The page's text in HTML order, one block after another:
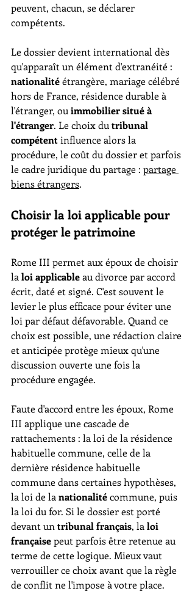
peuvent, chacun, se déclarer
compétents.
Le dossier devient international dès
qu'apparaît un élément d'extranéité :
nationalité étrangère, mariage célébré
hors de France, résidence durable à
l'étranger, ou immobilier situé à
l'étranger. Le choix du tribunal
compétent influence alors la
procédure, le coût du dossier et parfois
le cadre juridique du partage : partage
biens étrangers.
Choisir la loi applicable pour
protéger le patrimoine
Rome III permet aux époux de choisir
la loi applicable au divorce par accord
écrit, daté et signé. C'est souvent le
levier le plus efficace pour éviter une
loi par défaut défavorable. Quand ce
choix est possible, une rédaction claire
et anticipée protège mieux qu'une
discussion ouverte une fois la
procédure engagée.
Faute d'accord entre les époux, Rome
III applique une cascade de
rattachements : la loi de la résidence
habituelle commune, celle de la
dernière résidence habituelle
commune dans certaines hypothèses,
la loi de la nationalité commune, puis
la loi du for. Si le dossier est porté
devant un tribunal français, la loi
française peut parfois être retenue au
terme de cette logique. Mieux vaut
verrouiller ce choix avant que la règle
de conflit ne l'impose à votre place.